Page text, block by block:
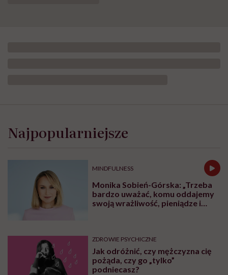
Najpopularniejsze
MINDFULNESS
Monika Sobień-Górska: „Trzeba
bardzo uważać, komu oddajemy
swoją wrażliwość, pieniądze i
ZDROWIE PSYCHICZNE
Jak odróżnić, czy mężczyzna cię
pożąda, czy go „tylko”
podniecasz?